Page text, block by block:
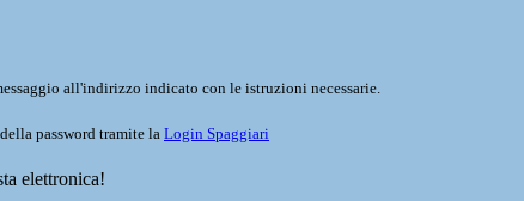
all'indirizzo indicato con le istruzioni necessarie.
password tramite la Login Spaggiari
elettronica!